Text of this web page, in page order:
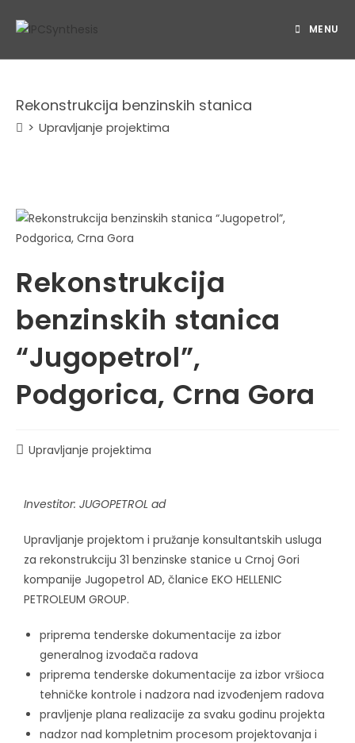
MENU
Rekonstrukcija benzinskih stanica
> Upravljanje projektima
Rekonstrukcija
benzinskih stanica
“Jugopetrol”,
Podgorica, Crna Gora
Upravljanje projektima
Investitor: JUGOPETROL ad
Upravljanje projektom i pružanje konsultantskih usluga
za rekonstrukciju 31 benzinske stanice u Crnoj Gori
kompanije Jugopetrol AD, članice EKO HELLENIC
PETROLEUM GROUP.
priprema tenderske dokumentacije za izbor
generalnog izvođača radova
priprema tenderske dokumentacije za izbor vršioca
tehničke kontrole i nadzora nad izvođenjem radova
pravljenje plana realizacije za svaku godinu projekta
nadzor nad kompletnim procesom projektovanja i